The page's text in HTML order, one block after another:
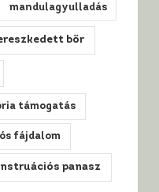
mandulagyulladás
bőr
támogatás
fájdalom
panasz